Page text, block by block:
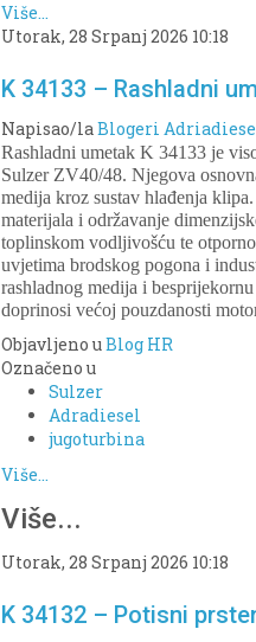
Više...
Utorak, 28 Srpanj 2026 10:18
K 34133 – Rashladni
Napisao/laBlogeri
Rashladni umetak K 34133 je
Sulzer ZV40/48. Njegova
medija kroz sustav hlađenja
materijala i održavanje
toplinskom vodljivošću te
uvjetima brodskog pogona i
rashladnog medija i
doprinosi većoj pouzdanosti
Objavljeno uBlog HR
Označeno u
Sulzer
Adradiesel
jugoturbina
Više...
Više...
Utorak, 28 Srpanj 2026 10:18
K 34132 – Potisni